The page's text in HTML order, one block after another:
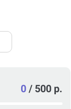
0 / 500 р.